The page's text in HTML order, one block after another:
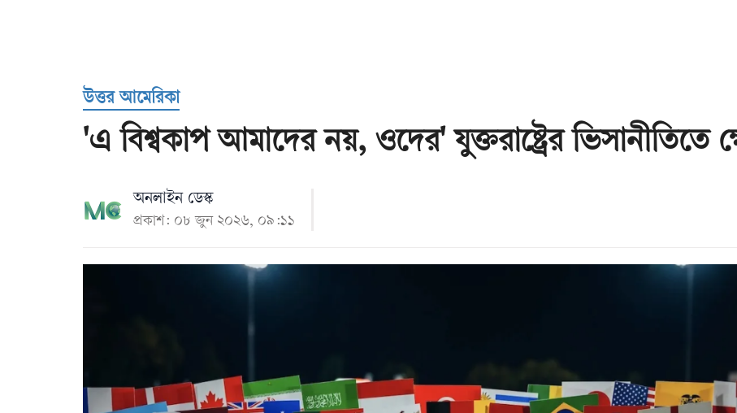
উত্তর আমেরিকা
'এ বিশ্বকাপ আমাদের নয়, ওদের' যুক্তরাষ্ট্রের ভিসানীতিতে
অনলাইন ডেস্ক
প্রকাশ: ০৮ জুন ২০২৬, ০৯:১১